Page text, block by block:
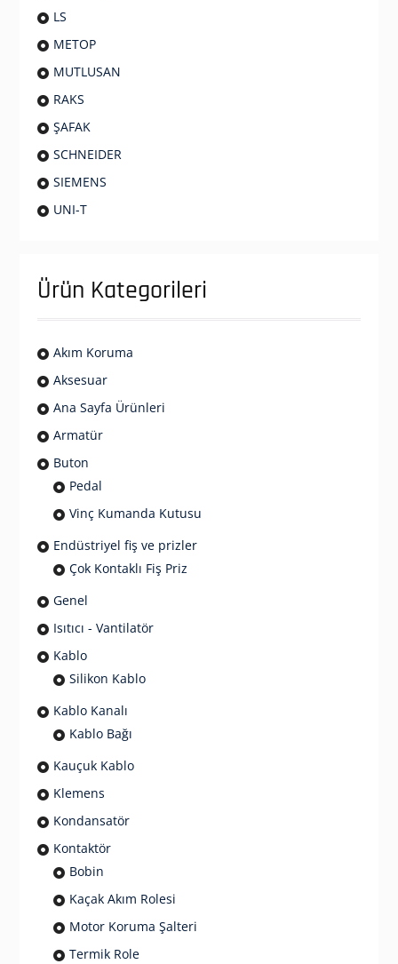
LS
METOP
MUTLUSAN
RAKS
ŞAFAK
SCHNEIDER
SIEMENS
UNI-T
Ürün Kategorileri
Akım Koruma
Aksesuar
Ana Sayfa Ürünleri
Armatür
Buton
Pedal
Vinç Kumanda Kutusu
Endüstriyel fiş ve prizler
Çok Kontaklı Fiş Priz
Genel
Isıtıcı - Vantilatör
Kablo
Silikon Kablo
Kablo Kanalı
Kablo Bağı
Kauçuk Kablo
Klemens
Kondansatör
Kontaktör
Bobin
Kaçak Akım Rolesi
Motor Koruma Şalteri
Termik Role